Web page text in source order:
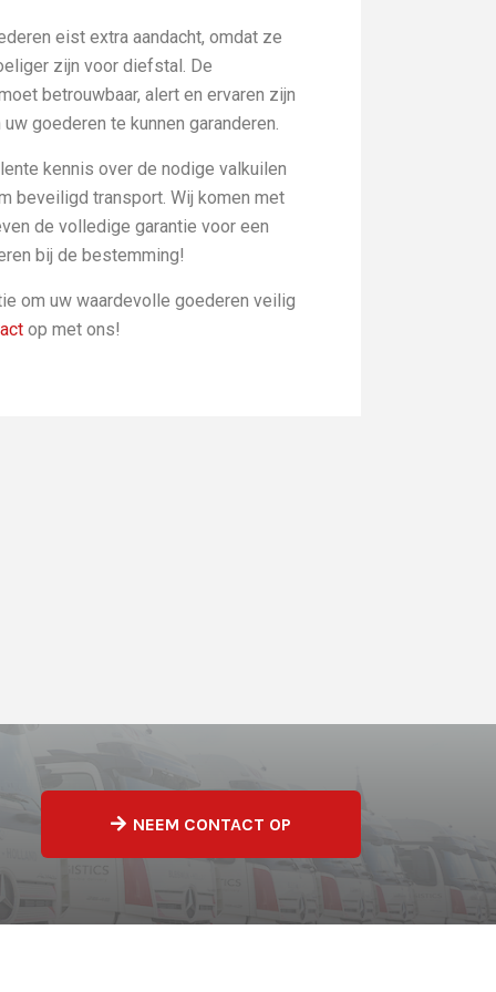
eist extra aandacht, omdat ze
zijn voor diefstal. De
betrouwbaar, alert en ervaren zijn
goederen te kunnen garanderen.
kennis over de nodige valkuilen
beveiligd transport. Wij komen met
de volledige garantie voor een
bij de bestemming!
om uw waardevolle goederen veilig
op met ons!
NEEM CONTACT OP